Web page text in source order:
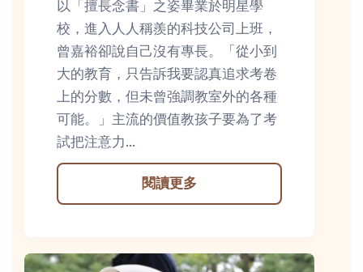
以「擅長念書」之姿畢業於明星學
校，進入人人稱羨的科技公司上班，
曾嘉裕卻說自己沒有專長。「從小到
大的教育，只告訴我要認真追求考卷
上的分數，但未曾強調教室外的各種
可能。」主流的價值教孩子要為了考
試把注意力...
閱讀更多